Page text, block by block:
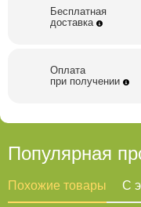
Бесплатная
доставка
Оплата
при получении
Популярная
Похожие товары С